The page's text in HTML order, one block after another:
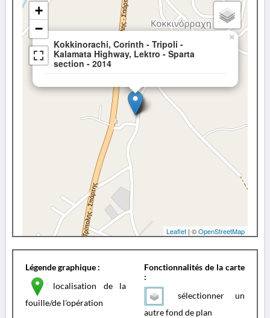
Kokkinorachi, Corinth - Tripoli -
Kalamata Highway, Lektro - Sparta
section - 2014
×
+
−
Leaflet | ©OpenStreetMap
Légende graphique :
localisation de la
fouille/de l'opération
Fonctionnalités de la carte
:
sélectionner un
autre fond de plan